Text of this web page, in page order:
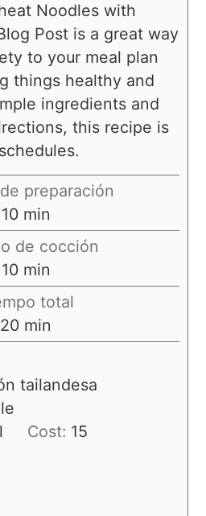
Noodles with
Post is a great way
to your meal plan
things healthy and
ingredients and
this recipe is
preparación
10 min
de cocción
10 min
total
20 min
tailandesa
Cost: 15